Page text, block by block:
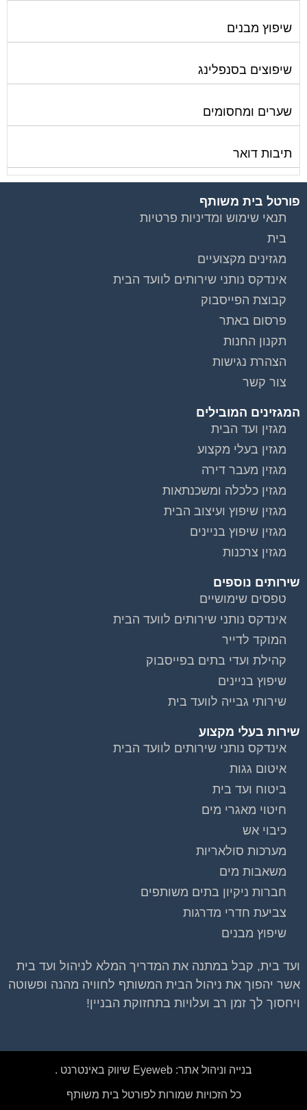
שיפוץ מבנים
שיפוצים בסנפלינג
שערים ומחסומים
תיבות דואר
פורטל בית משותף
תנאי שימוש ומדיניות פרטיות
בית
מגזינים מקצועיים
אינדקס נותני שירותים לוועד הבית
קבוצת הפייסבוק
פרסום באתר
תקנון החנות
הצהרת נגישות
צור קשר
המגזינים המובילים
מגזין ועד הבית
מגזין בעלי מקצוע
מגזין מעבר דירה
מגזין כלכלה ומשכנתאות
מגזין שיפוץ ועיצוב הבית
מגזין שיפוץ בניינים
מגזין צרכנות
שירותים נוספים
טפסים שימושיים
אינדקס נותני שירותים לוועד הבית
המוקד לדייר
קהילת ועדי בתים בפייסבוק
שיפוץ בניינים
שירותי גבייה לוועד בית
שירות בעלי מקצוע
אינדקס נותני שירותים לוועד הבית
איטום גגות
ביטוח ועד בית
חיטוי מאגרי מים
כיבוי אש
מערכות סולאריות
משאבות מים
חברות ניקיון בתים משותפים
צביעת חדרי מדרגות
שיפוץ מבנים
ועד בית, קבל במתנה את המדריך המלא לניהול ועד בית
אשר יהפוך את ניהול הבית המשותף לחוויה מהנה ופשוטה
ויחסוך לך זמן רב ועלויות בתחזוקת הבניין!
בנייה וניהול אתר: Eyeweb שיווק באינטרנט .
כל הזכויות שמורות לפורטל בית משותף
וועדי בתים ודיירים
להצטרפות לחצו על התמונה או על הכפתור ושלחו בקשת
לחץ למעבר לקבוצה